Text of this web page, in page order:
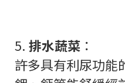
5. 排水蔬菜 ：
許多具有利尿功能